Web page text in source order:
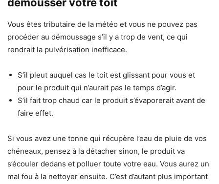
démousser votre toit
Vous êtes tributaire de la météo et vous ne pouvez pas
procéder au démoussage s’il y a trop de vent, ce qui
rendrait la pulvérisation inefficace.
S’il pleut auquel cas le toit est glissant pour vous et
pour le produit qui n’aurait pas le temps d’agir.
S’il fait trop chaud car le produit s’évaporerait avant de
faire effet.
Si vous avez une tonne qui récupère l’eau de pluie de vos
chéneaux, pensez à la détacher sinon, le produit va
s’écouler dedans et polluer toute votre eau. Vous aurez un
mal fou à la nettoyer ensuite. C’est d’autant plus important